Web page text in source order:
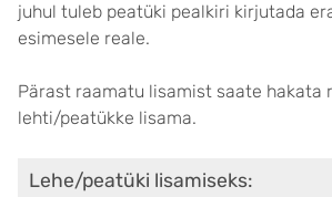
juhul tuleb peatüki pealkiri kirjutada
esimesele reale.
Pärast raamatu lisamist saate hakata
lehti/peatükke lisama.
Lehe/peatüki lisamiseks: